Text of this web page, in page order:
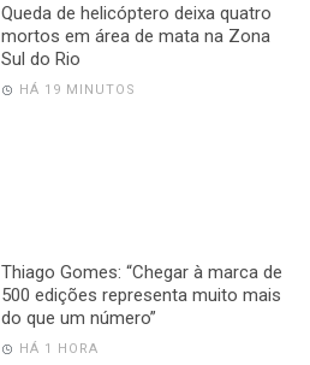
Queda de helicóptero deixa quatro
mortos em área de mata na Zona
Sul do Rio
HÁ 19 MINUTOS
Thiago Gomes: “Chegar à marca de
500 edições representa muito mais
do que um número”
HÁ 1 HORA